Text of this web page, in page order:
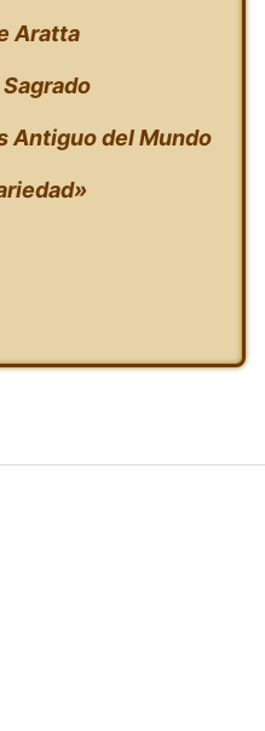
Aratta
Antiguo del Mundo